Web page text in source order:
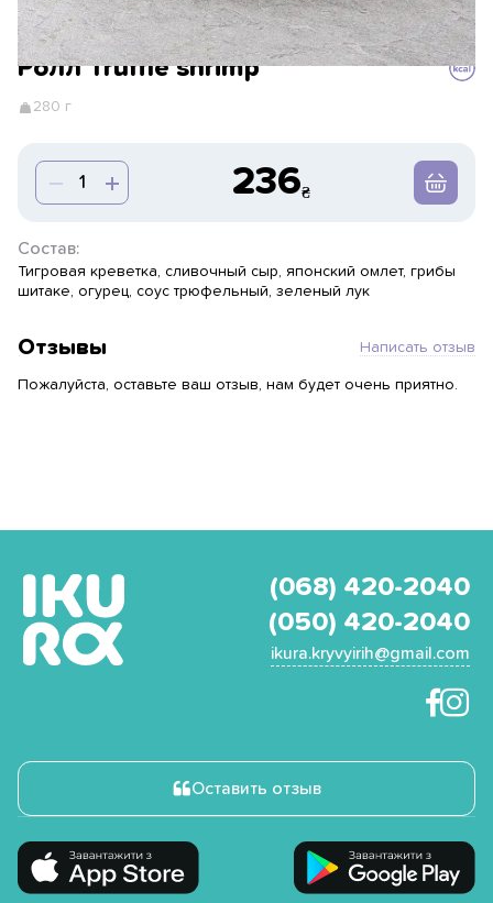
Ролл Truffle shrimp
280 г
236
Состав:
Тигровая креветка, сливочный сыр, японский омлет, грибы
шитаке, огурец, соус трюфельный, зеленый лук
Отзывы Написать отзыв
Пожалуйста, оставьте ваш отзыв, нам будет очень приятно.
(068) 420-2040
(050) 420-2040
ikura.kryvyirih@gmail.com
Оставить отзыв